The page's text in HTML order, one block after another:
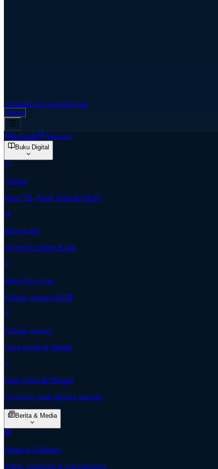
AspirasiCari GerejaKontak
Masuk
Beranda Almanak
Buku Digital
Alkitab
Baca TB, Batak Toba & NKJV
Buku Ende
Nyanyian rohani Batak
Buku Nyanyian
Kidung Jemaat HKBP
Kidung Jemaat
Lagu pujian & ibadah
Ende Sekolah Minggu
Nyanyian anak sekolah minggu
Berita & Media
Berita & Publikasi
Warta, renungan & pengumuman